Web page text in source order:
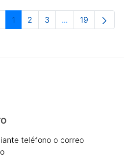
Página
1 Página
2 Página
3 ...PáginasPágina
19
teléfono o correo